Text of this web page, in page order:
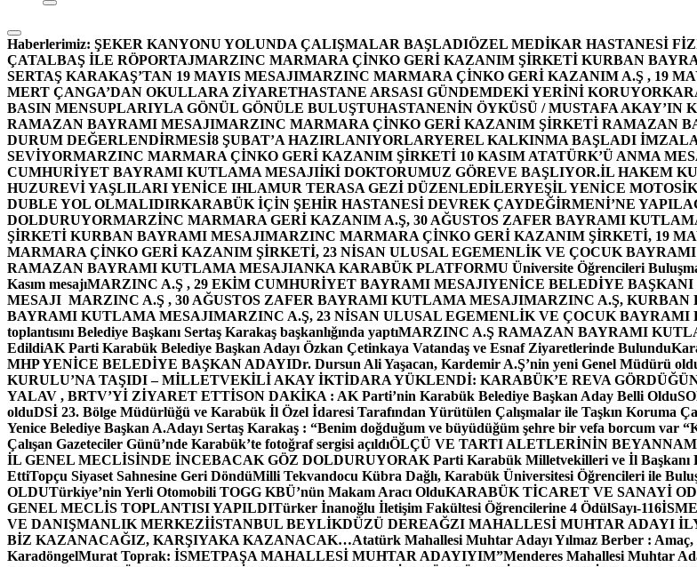
Haberlerimiz: ŞEKER KANYONU YOLUNDA ÇALIŞMALAR BAŞLADIÖZEL MEDİKAR HASTANESİ
ÇATALBAŞ İLE RÖPORTAJMARZINC MARMARA ÇİNKO GERİ KAZANIM ŞİRKETİ KURBAN
SERTAŞ KARAKAŞ’TAN 19 MAYIS MESAJIMARZINC MARMARA ÇİNKO GERİ KAZANIM A.Ş , 19
MERT ÇANGA’DAN OKULLARA ZİYARETHASTANE ARSASI GÜNDEMDEKİ YERİNİ KORUYOR
BASIN MENSUPLARIYLA GÖNÜL GÖNÜLE BULUŞTUHASTANENİN ÖYKÜSÜ / MUSTAFA AKAY’IN
RAMAZAN BAYRAMI MESAJIMARZINC MARMARA ÇİNKO GERİ KAZANIM ŞİRKETİ RAMAZAN
DURUM DEĞERLENDİRMESİ8 ŞUBAT’A HAZIRLANIYORLARYEREL KALKINMA BAŞLADI
SEVİYORMARZINC MARMARA ÇİNKO GERİ KAZANIM ŞİRKETİ 10 KASIM ATATÜRK’Ü ANMA
CUMHURİYET BAYRAMI KUTLAMA MESAJIİKİ DOKTORUMUZ GÖREVE BAŞLIYOR.İL HAKEM
HUZUREVİ YAŞLILARI YENİCE IHLAMUR TERASA GEZİ DÜZENLEDİLERYEŞİL YENİCE
DUBLE YOL OLMALIDIRKARABÜK İÇİN ŞEHİR HASTANESİ DEVREK ÇAYDEĞİRMENİ’NE
DOLDURUYORMARZİNC MARMARA GERİ KAZANIM A.Ş, 30 AĞUSTOS ZAFER BAYRAMI
ŞİRKETİ KURBAN BAYRAMI MESAJIMARZINC MARMARA ÇİNKO GERİ KAZANIM ŞİRKETİ, 19
MARMARA ÇİNKO GERİ KAZANIM ŞİRKETİ, 23 NİSAN ULUSAL EGEMENLİK VE ÇOCUK
RAMAZAN BAYRAMI KUTLAMA MESAJIANKA KARABÜK PLATFORMU Üniversite Öğrencileri
Kasım mesajıMARZINC A.Ş , 29 EKİM CUMHURİYET BAYRAMI MESAJIYENİCE BELEDİYE BAŞKANI
MESAJI MARZINC A.Ş , 30 AĞUSTOS ZAFER BAYRAMI KUTLAMA MESAJIMARZINC A.Ş,
BAYRAMI KUTLAMA MESAJIMARZINC A.Ş, 23 NİSAN ULUSAL EGEMENLİK VE ÇOCUK
toplantısını Belediye Başkanı Sertaş Karakaş başkanlığında yaptıMARZINC A.Ş RAMAZAN BAYRAMI
EdildiAK Parti Karabük Belediye Başkan Adayı Özkan Çetinkaya Vatandaş ve Esnaf Ziyaretlerinde Bulundu
MHP YENİCE BELEDİYE BAŞKAN ADAYIDr. Dursun Ali Yaşacan, Kardemir A.Ş’nin yeni Genel Müdürü
KURULU’NA TAŞIDI – MİLLETVEKİLİ AKAY İKTİDARA YÜKLENDİ: KARABÜK’E REVA
YALAV , BRTV’Yİ ZİYARET ETTİSON DAKİKA : AK Parti’nin Karabük Belediye Başkan Aday Belli Oldu
olduDSİ 23. Bölge Müdürlüğü ve Karabük İl Özel İdaresi Tarafından Yürütülen Çalışmalar ile Taşkın Koruma
Yenice Belediye Başkan A.Adayı Sertaş Karakaş : “Benim doğduğum ve büyüdüğüm şehre bir vefa borcum var “
Çalışan Gazeteciler Günü’nde Karabük’te fotoğraf sergisi açıldıÖLÇÜ VE TARTI ALETLERİNİN
İL GENEL MECLİSİNDE İNCEBACAK GÖZ DOLDURUYORAK Parti Karabük Milletvekilleri ve İl Başkanı
EttiTopçu Siyaset Sahnesine Geri DöndüMilli Tekvandocu Kübra Dağlı, Karabük Üniversitesi Öğrencileri ile
OLDUTürkiye’nin Yerli Otomobili TOGG KBÜ’nün Makam Aracı OlduKARABÜK TİCARET VE SANAYİ
GENEL MECLİS TOPLANTISI YAPILDITürker İnanoğlu İletişim Fakültesi Öğrencilerine 4 ÖdülSayı-116
VE DANIŞMANLIK MERKEZİİSTANBUL BEYLİKDÜZÜ DEREAĞZI MAHALLESİ MUHTAR ADAYI
BİZ KAZANACAĞIZ, KARŞIYAKA KAZANACAK…Atatürk Mahallesi Muhtar Adayı Yılmaz Berber :
KaradöngelMurat Toprak: İSMETPAŞA MAHALLESİ MUHTAR ADAYIYIM”Menderes Mahallesi Muhtar